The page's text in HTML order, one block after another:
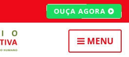
OUÇA AGORA
MENU